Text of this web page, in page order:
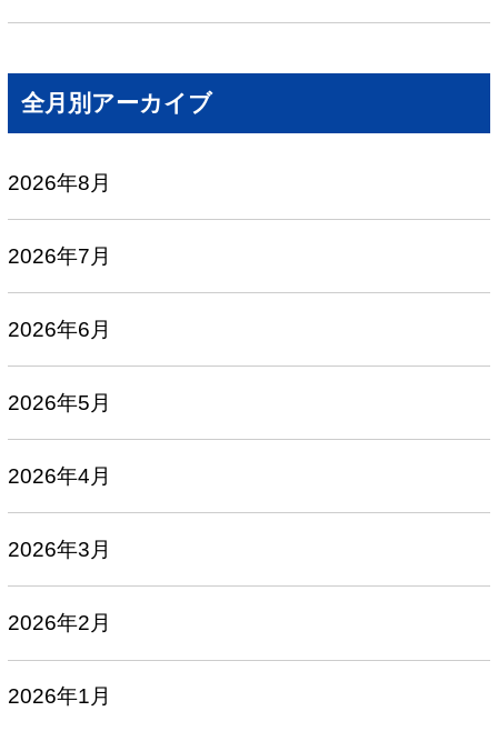
全月別アーカイブ
2026年8月
2026年7月
2026年6月
2026年5月
2026年4月
2026年3月
2026年2月
2026年1月